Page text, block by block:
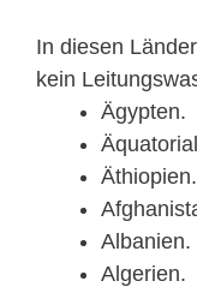
In diesen
kein
Ägypten.
Äthiopien.
Albanien.
Algerien.